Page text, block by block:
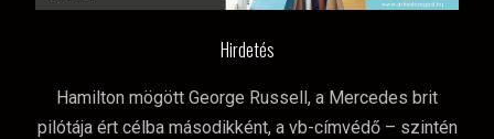
Hirdetés
Hamilton mögött George Russell, a Mercedes brit
pilótája ért célba másodikként, a vb-címvédő – szintén